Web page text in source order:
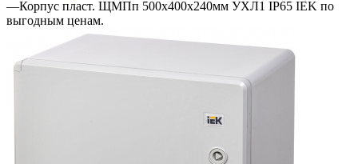
—Корпус пласт. ЩМПп 500х400х240мм УХЛ1 IP65 IEK по
выгодным ценам.